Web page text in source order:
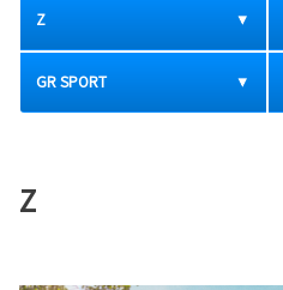
Z
GR SPORT
Z